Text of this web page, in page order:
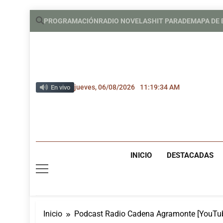
Saltar
PROGRAMACIÓNRADIO NOVELASHIT PARADEMAPA DE
En vivo jueves, 06/08/2026 11:19:34 AM
INICIO DESTACADAS
Inicio Podcast Radio Cadena Agramonte